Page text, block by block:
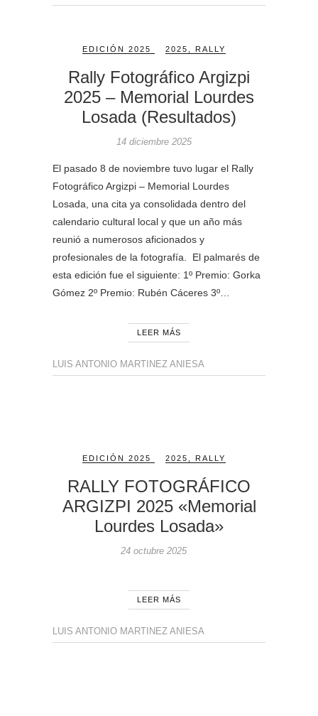
EDICIÓN 2025 2025 RALLY
Rally Fotográfico Argizpi
2025 – Memorial Lourdes
Losada (Resultados)
14 diciembre 2025
El pasado 8 de noviembre tuvo lugar el Rally
Fotográfico Argizpi – Memorial Lourdes
Losada, una cita ya consolidada dentro del
calendario cultural local y que un año más
reunió a numerosos aficionados y
profesionales de la fotografía. El palmarés de
esta edición fue el siguiente: 1º Premio: Gorka
Gómez 2º Premio: Rubén Cáceres 3º…
LEER MÁS
LUIS ANTONIO MARTINEZ ANIESA
EDICIÓN 2025 2025 RALLY
RALLY FOTOGRÁFICO
ARGIZPI 2025 «Memorial
Lourdes Losada»
24 octubre 2025
LEER MÁS
LUIS ANTONIO MARTINEZ ANIESA